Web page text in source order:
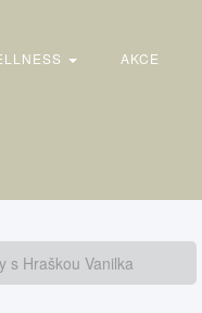
AKCE
s Hraškou Vanilka